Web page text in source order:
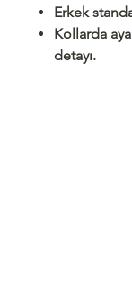
Erkek
Kollarda
detayı.